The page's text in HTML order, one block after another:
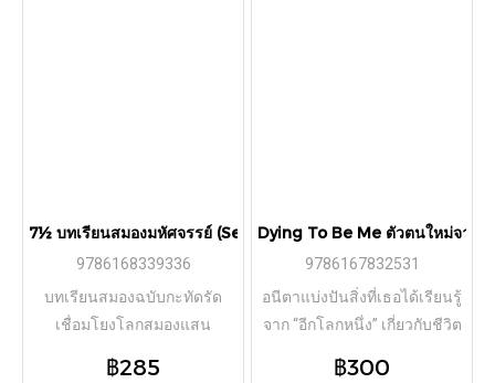
7½ บทเรียนสมองมหัศจรรย์ (Seven and a Half Lessons
9786168339336
บทเรียนสมองฉบับกะทัดรัด
เชื่อมโยงโลกสมองแสน
฿285
Dying To Be Me ตัวตนใหม่จาก
9786167832531
อนีตาแบ่งปันสิ่งที่เธอได้เรียนรู้
จาก “อีกโลกหนึ่ง” เกี่ยวกับชีวิต
฿300